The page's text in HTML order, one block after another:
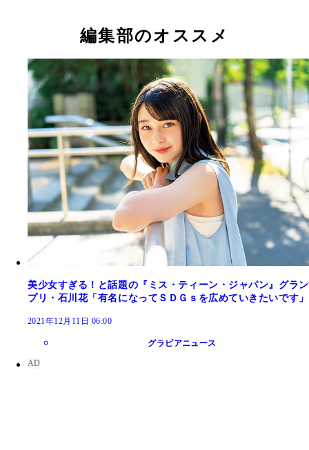
編集部のオススメ
美少女すぎる！と話題の『ミス・ティーン・ジャパン』グラン
プリ・石川花「有名になってＳＤＧｓを広めていきたいです」
2021年12月11日 06:00
グラビアニュース